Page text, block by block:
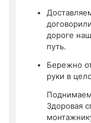
дороге
путь.
Бережно
руки в
Здоровая